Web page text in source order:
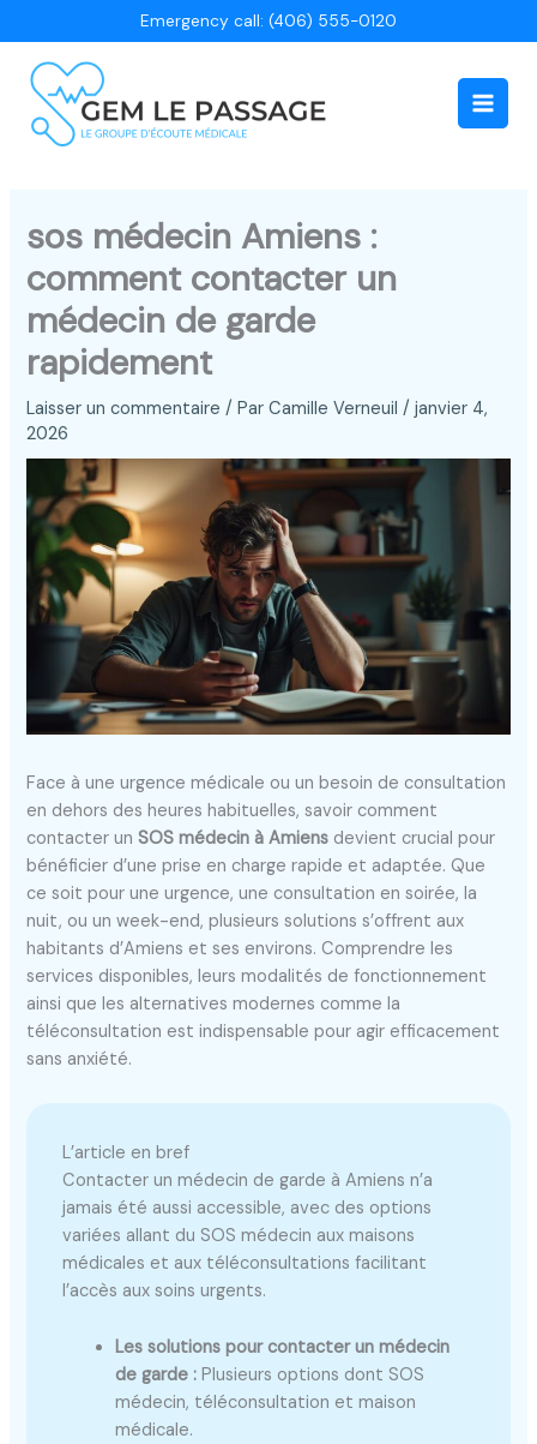
au
contenu
Emergency call: (406) 555-0120
Main
sos médecin Amiens :
comment contacter un
médecin de garde
rapidement
Laisser un commentaire / ParCamille Verneuil/janvier 4,
2026
Face à une urgence médicale ou un besoin de consultation
en dehors des heures habituelles, savoir comment
contacter un SOS médecin à Amiens devient crucial pour
bénéficier d’une prise en charge rapide et adaptée. Que
ce soit pour une urgence, une consultation en soirée, la
nuit, ou un week-end, plusieurs solutions s’offrent aux
habitants d’Amiens et ses environs. Comprendre les
services disponibles, leurs modalités de fonctionnement
ainsi que les alternatives modernes comme la
téléconsultation est indispensable pour agir efficacement
sans anxiété.
L’article en bref
Contacter un médecin de garde à Amiens n’a
jamais été aussi accessible, avec des options
variées allant du SOS médecin aux maisons
médicales et aux téléconsultations facilitant
l’accès aux soins urgents.
Les solutions pour contacter un médecin
de garde : Plusieurs options dont SOS
médecin, téléconsultation et maison
médicale.